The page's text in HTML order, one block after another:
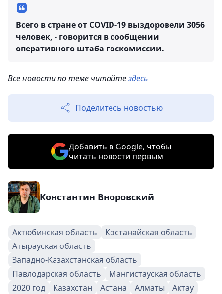
Всего в стране от COVID-19 выздоровели 3056
человек, - говорится в сообщении
оперативного штаба госкомиссии.
Все новости по теме читайтездесь
Поделитесь новостью
Добавить в Google, чтобы
читать новости первым
Константин Вноровский
Актюбинская область
Костанайская область
Атырауская область
Западно-Казахстанская область
Павлодарская область
Мангистауская область
2020 год
Казахстан Астана Алматы
Актау